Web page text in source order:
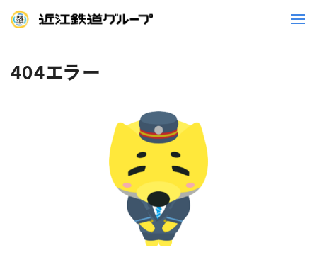
鉄道
観光・イベント情報
企業情報
404エラー